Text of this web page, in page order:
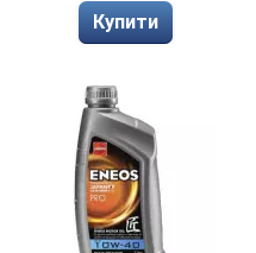
Купити